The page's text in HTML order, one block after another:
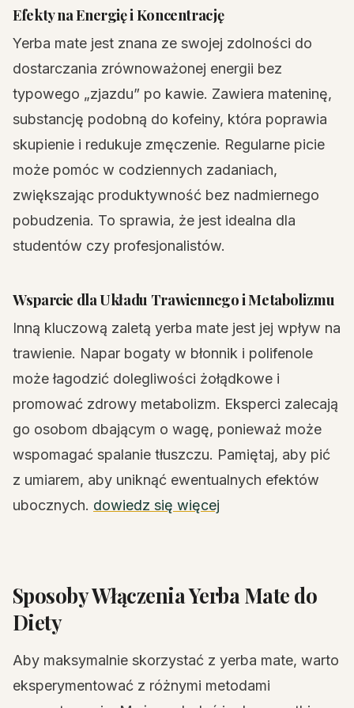
Efekty na Energię i Koncentrację
Yerba mate jest znana ze swojej zdolności do
dostarczania zrównoważonej energii bez
typowego „zjazdu” po kawie. Zawiera mateninę,
substancję podobną do kofeiny, która poprawia
skupienie i redukuje zmęczenie. Regularne picie
może pomóc w codziennych zadaniach,
zwiększając produktywność bez nadmiernego
pobudzenia. To sprawia, że jest idealna dla
studentów czy profesjonalistów.
Wsparcie dla Układu Trawiennego i Metabolizmu
Inną kluczową zaletą yerba mate jest jej wpływ na
trawienie. Napar bogaty w błonnik i polifenole
może łagodzić dolegliwości żołądkowe i
promować zdrowy metabolizm. Eksperci zalecają
go osobom dbającym o wagę, ponieważ może
wspomagać spalanie tłuszczu. Pamiętaj, aby pić
z umiarem, aby uniknąć ewentualnych efektów
ubocznych. dowiedz się więcej
Sposoby Włączenia Yerba Mate do
Diety
Aby maksymalnie skorzystać z yerba mate, warto
eksperymentować z różnymi metodami